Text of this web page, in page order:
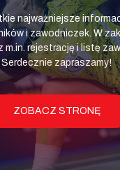
najważniejsze
i zawodniczek. W
m.in. rejestrację i listę
Serdecznie zapraszamy!
ZOBACZ STRONĘ